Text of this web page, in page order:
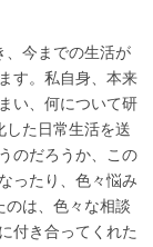
、今までの生活が
す。私自身、本来
い、何について研
した日常生活を送
のだろうか、この
ったり、色々悩み
のは、色々な相談
付き合ってくれた